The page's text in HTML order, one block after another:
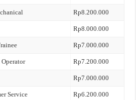
Rp8.200.000
Rp8.000.000
Rp7.000.000
Operator Rp7.200.000
Rp7.000.000
Service Rp6.200.000